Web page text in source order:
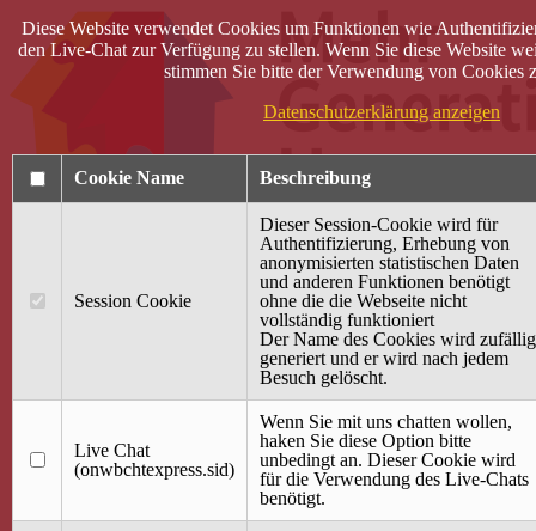
40 Jahre Mütterzentrum
Terminkalender
Gemeinsam aktiv
Gemeinsam unterwegs
wirFAIRändern
Diese Website verwendet Cookies um Funktionen wie
den Live-Chat zur Verfügung zu stellen. Wenn Sie diese Website
stimmen Sie bitte der Verwendung von Cookies
Datenschutzerklärung anzeigen
Cookie Name Beschreibung
Session Cookie
Dieser Session-Cookie wird für
Authentifizierung, Erhebung von
anonymisierten statistischen Daten
und anderen Funktionen benötigt
ohne die die Webseite nicht
vollständig funktioniert
Der Name des Cookies wird zufällig
generiert und er wird nach jedem
Besuch gelöscht.
Live Chat
(onwbchtexpress.sid)
Wenn Sie mit uns chatten wollen,
haken Sie diese Option bitte
unbedingt an. Dieser Cookie wird
für die Verwendung des Live-Chats
benötigt.